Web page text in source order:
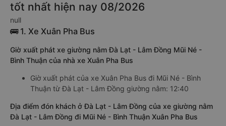
tốt nhất hiện nay 08/2026
null
🚌 1. Xe Xuân Pha Bus
Giờ xuất phát xe giường nằm Đà Lạt - Lâm Đồng Mũi Né -
Bình Thuận của nhà xe Xuân Pha Bus
Giờ xuất phát của xe Xuân Pha Bus đi Mũi Né - Bình
Thuận từ Đà Lạt - Lâm Đồng giường nằm: 12:40
Địa điểm đón khách ở Đà Lạt - Lâm Đồng của xe giường nằm
Đà Lạt - Lâm Đồng đi Mũi Né - Bình Thuận Xuân Pha Bus